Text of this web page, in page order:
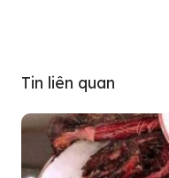
Tin liên quan